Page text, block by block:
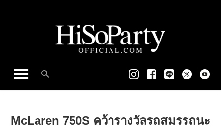
McLaren 750S คว้ารางวัลรถสมรรถนะ